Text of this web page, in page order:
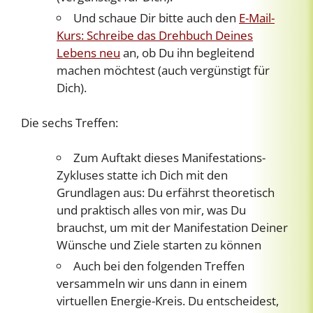
Und schaue Dir bitte auch den E-Mail-
Kurs: Schreibe das Drehbuch Deines
Lebens neu an, ob Du ihn begleitend
machen möchtest (auch vergünstigt für
Dich).
Die sechs Treffen:
Zum Auftakt dieses Manifestations-
Zykluses statte ich Dich mit den
Grundlagen aus: Du erfährst theoretisch
und praktisch alles von mir, was Du
brauchst, um mit der Manifestation Deiner
Wünsche und Ziele starten zu können
Auch bei den folgenden Treffen
versammeln wir uns dann in einem
virtuellen Energie-Kreis. Du entscheidest,